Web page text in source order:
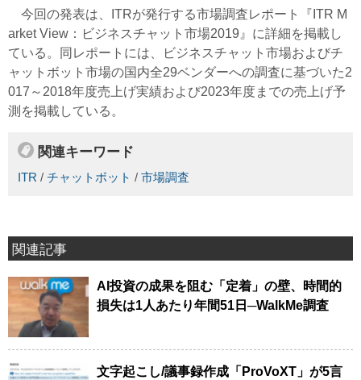
今回の発表は、ITRが発行する市場調査レポート『ITR M
arket View：ビジネスチャット市場2019』に詳細を掲載し
ている。同レポートには、ビジネスチャット市場およびチ
ャットボット市場の国内全29ベンダーへの調査に基づいた2
017～2018年度売上げ実績および2023年度までの売上げ予
測を掲載している。
関連キーワード
ITR / チャットボット / 市場調査
関連記事
AI投資の成果を阻む「定着」の壁、時間的
損失は1人あたり年間51日─WalkMe調査
文字起こし/議事録作成「ProVoXT」が5言